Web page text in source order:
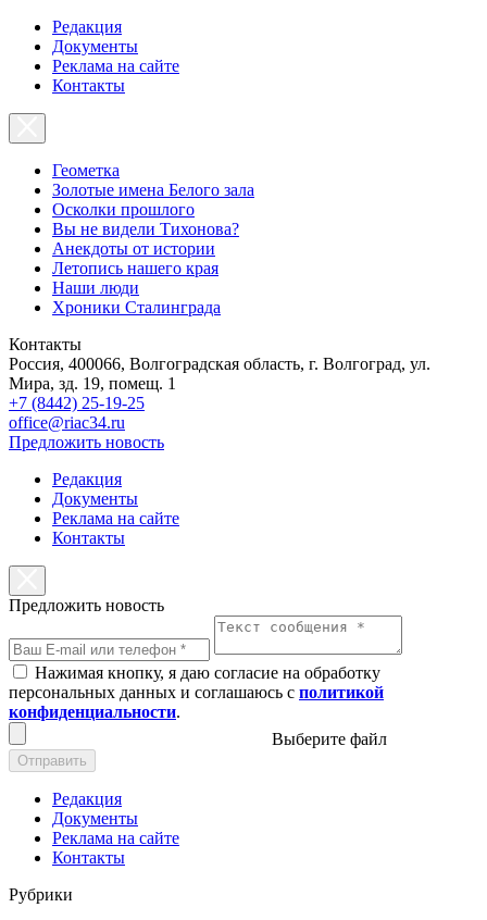
Редакция
Документы
Реклама на сайте
Контакты
Геометка
Золотые имена Белого зала
Осколки прошлого
Вы не видели Тихонова?
Анекдоты от истории
Летопись нашего края
Наши люди
Хроники Сталинграда
Контакты
Россия, 400066, Волгоградская область, г. Волгоград, ул.
Мира, зд. 19, помещ. 1
+7 (8442) 25-19-25
office@riac34.ru
Предложить новость
Редакция
Документы
Реклама на сайте
Контакты
Предложить новость
Нажимая кнопку, я даю согласие на обработку
персональных данных и соглашаюсь с политикой
конфиденциальности.
Выберите файл
Отправить
Редакция
Документы
Реклама на сайте
Контакты
Рубрики